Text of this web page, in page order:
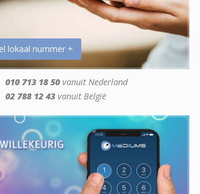
lokaal nummer +
010 713 18 50 vanuit Nederland
02 788 12 43 vanuit België